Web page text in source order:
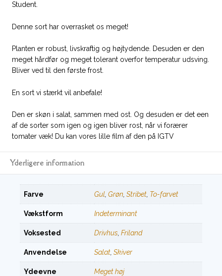
Student.
Denne sort har overrasket os meget!
Planten er robust, livskraftig og højtydende. Desuden er den
meget hårdfør og meget tolerant overfor temperatur udsving.
Bliver ved til den første frost.
En sort vi stærkt vil anbefale!
Den er skøn i salat, sammen med ost. Og desuden er det een
af de sorter som igen og igen bliver rost, når vi forærer
tomater væk! Du kan vores lille film af den på IGTV
Yderligere information
Farve Gul Grøn Stribet To-farvet
Vækstform Indeterminant
Voksested Drivhus Friland
Anvendelse Salat Skiver
Ydeevne Meget høj